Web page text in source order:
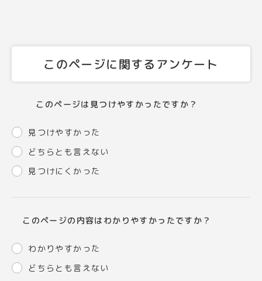
このページに関するアンケート
このページは見つけやすかったですか？
見つけやすかった
どちらとも言えない
見つけにくかった
このページの内容はわかりやすかったですか？
わかりやすかった
どちらとも言えない